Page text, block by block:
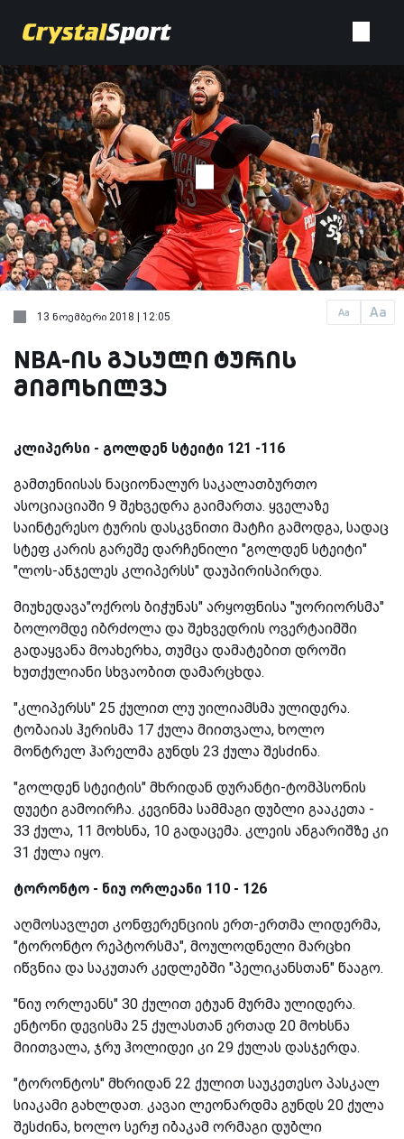
Aa Aa
13 ნოემბერი 2018 | 12:05
NBA-ის გასული ტურის
მიმოხილვა
კლიპერსი - გოლდენ სტეიტი 121 -116
გამთენიისას ნაციონალურ საკალათბურთო
ასოციაციაში 9 შეხვედრა გაიმართა. ყველაზე
საინტერესო ტურის დასკვნითი მატჩი გამოდგა, სადაც
სტეფ კარის გარეშე დარჩენილი "გოლდენ სტეიტი"
"ლოს-ანჯელეს კლიპერსს" დაუპირისპირდა.
მიუხედავა"ოქროს ბიჭუნას" არყოფნისა "უორიორსმა"
ბოლომდე იბრძოლა და შეხვედრის ოვერტაიმში
გადაყვანა მოახერხა, თუმცა დამატებით დროში
ხუთქულიანი სხვაობით დამარცხდა.
"კლიპერსს" 25 ქულით ლუ უილიამსმა ულიდერა.
ტობაიას ჰერისმა 17 ქულა მიითვალა, ხოლო
მონტრელ ჰარელმა გუნდს 23 ქულა შესძინა.
"გოლდენ სტეიტის" მხრიდან დურანტი-ტომპსონის
დუეტი გამოირჩა. კევინმა სამმაგი დუბლი გააკეთა -
33 ქულა, 11 მოხსნა, 10 გადაცემა. კლეის ანგარიშზე კი
31 ქულა იყო.
ტორონტო - ნიუ ორლეანი 110 - 126
აღმოსავლეთ კონფერენციის ერთ-ერთმა ლიდერმა,
"ტორონტო რეპტორსმა", მოულოდნელი მარცხი
იწვნია და საკუთარ კედლებში "პელიკანსთან" წააგო.
"ნიუ ორლეანს" 30 ქულით ეტუან მურმა ულიდერა.
ენტონი დევისმა 25 ქულასთან ერთად 20 მოხსნა
მიითვალა, ჯრუ ჰოლიდეი კი 29 ქულას დასჯერდა.
"ტორონტოს" მხრიდან 22 ქულით საუკეთესო პასკალ
სიაკამი გახლდათ. კავაი ლეონარდმა გუნდს 20 ქულა
შესძინა, ხოლო სერჟ იბაკამ ორმაგი დუბლი